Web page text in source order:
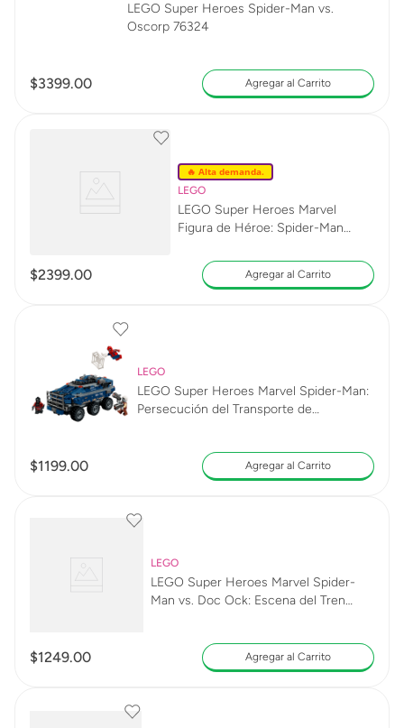
LEGO Super Heroes Spider-Man vs.
Oscorp 76324
$3399.00 Agregar al Carrito
🔥 Alta demanda.
LEGO
LEGO Super Heroes Marvel
Figura de Héroe: Spider-Man
$2399.00 Agregar al Carrito
LEGO
LEGO Super Heroes Marvel Spider-Man:
Persecución del Transporte de
$1199.00 Agregar al Carrito
LEGO
LEGO Super Heroes Marvel Spider-
Man vs. Doc Ock: Escena del Tren
$1249.00 Agregar al Carrito